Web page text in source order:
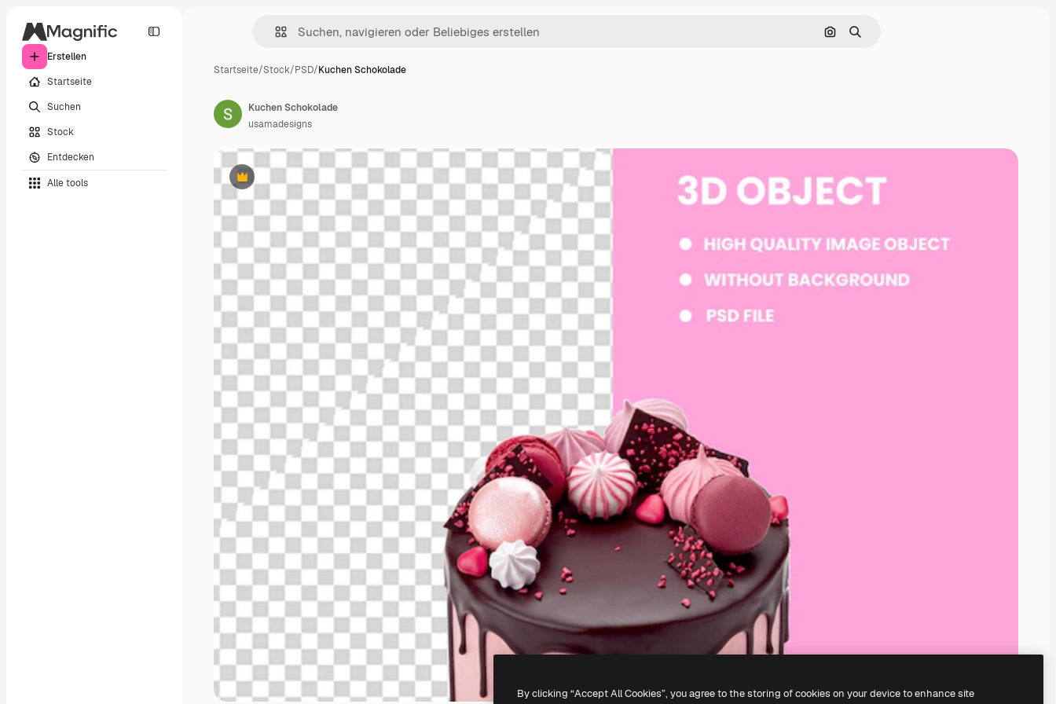
Erstellen
Startseite
Suchen
Stock
Entdecken
Alle tools
Nach Bild suchen
Suchen
Startseite/Stock/PSD/Kuchen Schokolade
Premium
Kuchen Schokolade
usamadesigns
By clicking “Accept All Cookies”, you agree to the storing of cookies on your device to enhance site